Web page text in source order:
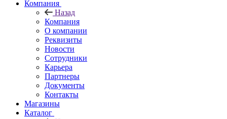
Компания
Назад
Компания
О компании
Реквизиты
Новости
Сотрудники
Карьера
Партнеры
Документы
Контакты
Магазины
Каталог